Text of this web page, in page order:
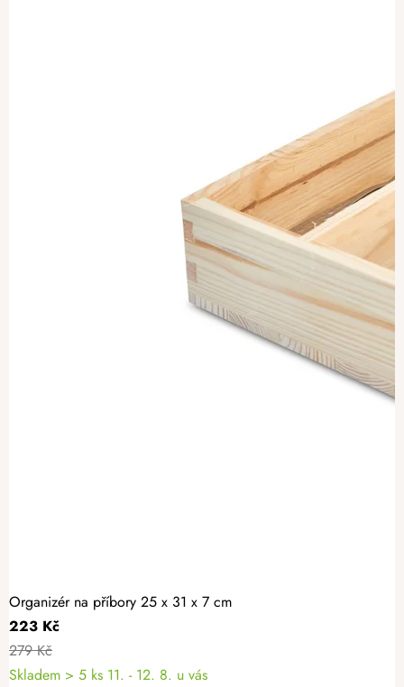
Organizér na příbory 25 x 31 x 7 cm
223 Kč
279 Kč
Skladem > 5 ks 11. - 12. 8. u vás